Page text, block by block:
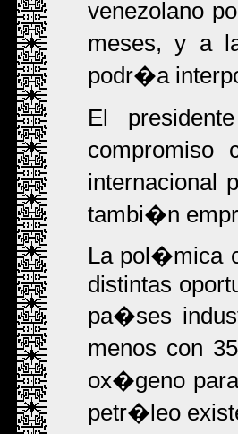
venezolano
meses, y a
podr�a
El
compromiso
internacional
tambi�n
La pol�mica
distintas
pa�ses
menos con
ox�geno
petr�leo